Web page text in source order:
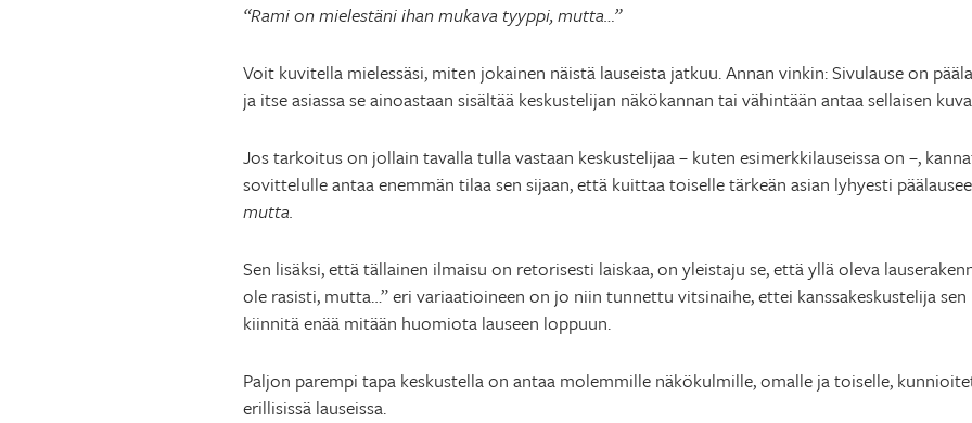
“Rami on mielestäni ihan mukava tyyppi, mutta…”
Voit kuvitella mielessäsi, miten jokainen näistä lauseista jatkuu. Annan vinkin: Sivulause on
ja itse asiassa se ainoastaan sisältää keskustelijan näkökannan tai vähintään antaa sellaisen
Jos tarkoitus on jollain tavalla tulla vastaan keskustelijaa – kuten esimerkkilauseissa on –,
sovittelulle antaa enemmän tilaa sen sijaan, että kuittaa toiselle tärkeän asian lyhyesti
mutta.
Sen lisäksi, että tällainen ilmaisu on retorisesti laiskaa, on yleistaju se, että yllä oleva
ole rasisti, mutta…” eri variaatioineen on jo niin tunnettu vitsinaihe, ettei kanssakeskustelija
kiinnitä enää mitään huomiota lauseen loppuun.
Paljon parempi tapa keskustella on antaa molemmille näkökulmille, omalle ja toiselle,
erillisissä lauseissa.